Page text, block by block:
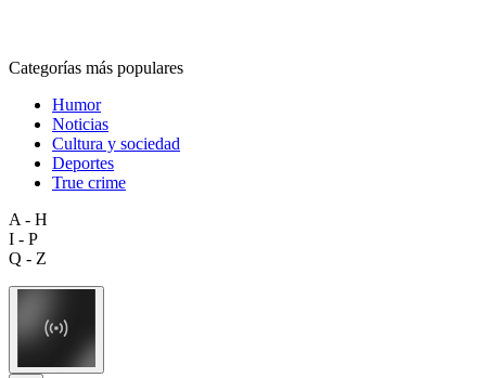
Categorías más populares
Humor
Noticias
Cultura y sociedad
Deportes
True crime
A - H
I - P
Q - Z